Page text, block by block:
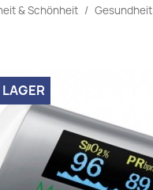
& Schönheit Gesundheit